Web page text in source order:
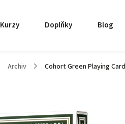
Kurzy Doplňky Blog
Archiv / Cohort Green Playing